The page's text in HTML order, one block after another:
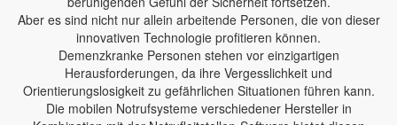
Aber es sind nicht nur allein arbeitende Personen, die von dieser
innovativen Technologie profitieren können.
Demenzkranke Personen stehen vor einzigartigen
Herausforderungen, da ihre Vergesslichkeit und
Orientierungslosigkeit zu gefährlichen Situationen führen kann.
Die mobilen Notrufsysteme verschiedener Hersteller in